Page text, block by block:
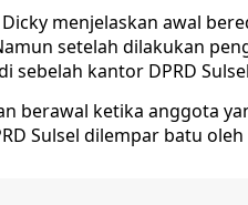
menjelaskan awal
setelah dilakukan
sebelah kantor DPRD
berawal ketika anggota
Sulsel dilempar batu oleh